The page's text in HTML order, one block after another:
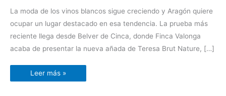
La moda de los vinos blancos sigue creciendo y Aragón quiere
ocupar un lugar destacado en esa tendencia. La prueba más
reciente llega desde Belver de Cinca, donde Finca Valonga
acaba de presentar la nueva añada de Teresa Brut Nature, […]
Leer más »